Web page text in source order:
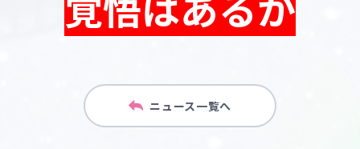
ニュース一覧へ